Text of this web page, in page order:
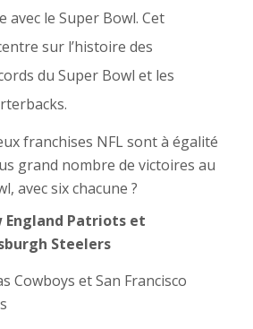
avec le Super Bowl. Cet
sur l’histoire des
du Super Bowl et les
franchises NFL sont à égalité
grand nombre de victoires au
avec six chacune ?
England Patriots et
Steelers
Cowboys et San Francisco